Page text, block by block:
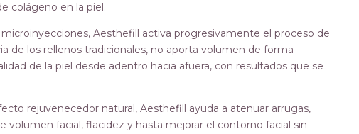
colágeno en la piel.
Aesthefill activa progresivamente el proceso de
de los rellenos tradicionales, no aporta volumen de forma
de la piel desde adentro hacia afuera, con resultados que se
rejuvenecedor natural, Aesthefill ayuda a atenuar arrugas,
volumen facial, flacidez y hasta mejorar el contorno facial sin